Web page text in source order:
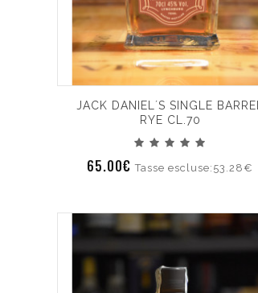
JACK DANIEL´S SINGLE BARREL
RYE CL.70
65.00€Tasse escluse:53.28€